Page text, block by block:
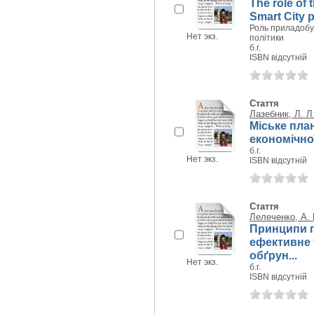
Нет экз.
The role
Smart City
Роль
політики
б.г.
ISBN відсутній
Нет экз.
Стаття
Лазебник, Л.
Міське
б.г.
ISBN відсутній
Нет экз.
Стаття
Лелеченко, А.
Принципи
ефективне
обґрун...
б.г.
ISBN відсутній